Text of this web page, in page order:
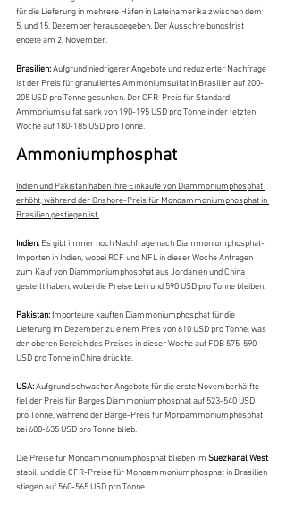
für die Lieferung in mehrere Häfen in Lateinamerika zwischen dem
5. und 15. Dezember herausgegeben. Der Ausschreibungsfrist
endete am 2. November.
Brasilien: Aufgrund niedrigerer Angebote und reduzierter Nachfrage
ist der Preis für granuliertes Ammoniumsulfat in Brasilien auf 200-
205 USD pro Tonne gesunken. Der CFR-Preis für Standard-
Ammoniumsulfat sank von 190-195 USD pro Tonne in der letzten
Woche auf 180-185 USD pro Tonne.
Ammoniumphosphat
Indien und Pakistan haben ihre Einkäufe von Diammoniumphosphat
erhöht, während der Onshore-Preis für Monoammoniumphosphat in
Brasilien gestiegen ist.
Indien: Es gibt immer noch Nachfrage nach Diammoniumphosphat-
Importen in Indien, wobei RCF und NFL in dieser Woche Anfragen
zum Kauf von Diammoniumphosphat aus Jordanien und China
gestellt haben, wobei die Preise bei rund 590 USD pro Tonne bleiben.
Pakistan: Importeure kauften Diammoniumphosphat für die
Lieferung im Dezember zu einem Preis von 610 USD pro Tonne, was
den oberen Bereich des Preises in dieser Woche auf FOB 575-590
USD pro Tonne in China drückte.
USA: Aufgrund schwacher Angebote für die erste Novemberhälfte
fiel der Preis für Barges Diammoniumphosphat auf 523-540 USD
pro Tonne, während der Barge-Preis für Monoammoniumphosphat
bei 600-635 USD pro Tonne blieb.
Die Preise für Monoammoniumphosphat blieben im Suezkanal West
stabil, und die CFR-Preise für Monoammoniumphosphat in Brasilien
stiegen auf 560-565 USD pro Tonne.